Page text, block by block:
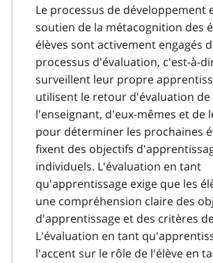
Le processus de développement
soutien de la métacognition des
élèves sont activement engagés
processus d'évaluation, c'est-à-
surveillent leur propre
utilisent le retour d'évaluation de
l'enseignant, d'eux-mêmes et de
pour déterminer les prochaines
fixent des objectifs
individuels. L'évaluation en tant
qu'apprentissage exige que les
une compréhension claire des
d'apprentissage et des critères
L'évaluation en tant
l'accent sur le rôle de l'élève en